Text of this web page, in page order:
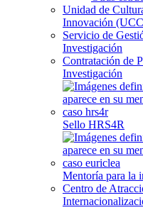
Unidad de
Innovación
Servicio de
Investigación
Contratación de
Investigación
Sello HRS4R
Mentoría para la
Centro de